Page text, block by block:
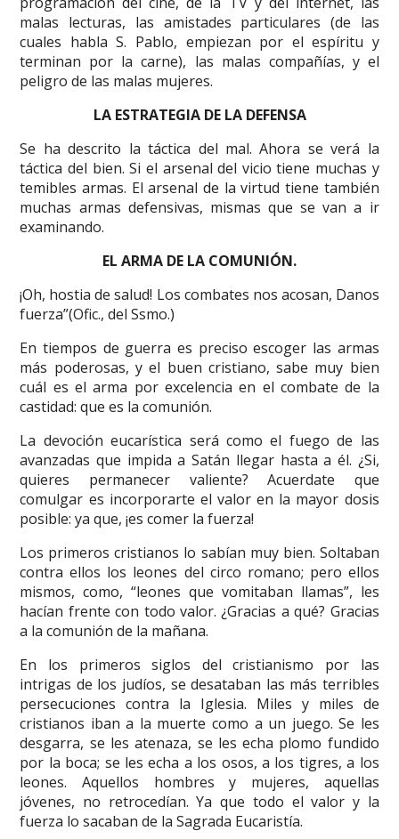
malas lecturas, las amistades particulares (de las
cuales habla S. Pablo, empiezan por el espíritu y
terminan por la carne), las malas compañías, y el
peligro de las malas mujeres.
LA ESTRATEGIA DE LA DEFENSA
Se ha descrito la táctica del mal. Ahora se verá la
táctica del bien. Si el arsenal del vicio tiene muchas y
temibles armas. El arsenal de la virtud tiene también
muchas armas defensivas, mismas que se van a ir
examinando.
EL ARMA DE LA COMUNIÓN.
¡Oh, hostia de salud! Los combates nos acosan, Danos
fuerza”(Ofic., del Ssmo.)
En tiempos de guerra es preciso escoger las armas
más poderosas, y el buen cristiano, sabe muy bien
cuál es el arma por excelencia en el combate de la
castidad: que es la comunión.
La devoción eucarística será como el fuego de las
avanzadas que impida a Satán llegar hasta a él. ¿Si,
quieres permanecer valiente? Acuerdate que
comulgar es incorporarte el valor en la mayor dosis
posible: ya que, ¡es comer la fuerza!
Los primeros cristianos lo sabían muy bien. Soltaban
contra ellos los leones del circo romano; pero ellos
mismos, como, “leones que vomitaban llamas”, les
hacían frente con todo valor. ¿Gracias a qué? Gracias
a la comunión de la mañana.
En los primeros siglos del cristianismo por las
intrigas de los judíos, se desataban las más terribles
persecuciones contra la Iglesia. Miles y miles de
cristianos iban a la muerte como a un juego. Se les
desgarra, se les atenaza, se les echa plomo fundido
por la boca; se les echa a los osos, a los tigres, a los
leones. Aquellos hombres y mujeres, aquellas
jóvenes, no retrocedían. Ya que todo el valor y la
fuerza lo sacaban de la Sagrada Eucaristía.